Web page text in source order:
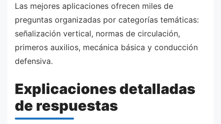
Las mejores aplicaciones ofrecen miles de
preguntas organizadas por categorías temáticas:
señalización vertical, normas de circulación,
primeros auxilios, mecánica básica y conducción
defensiva.
Explicaciones detalladas
de respuestas